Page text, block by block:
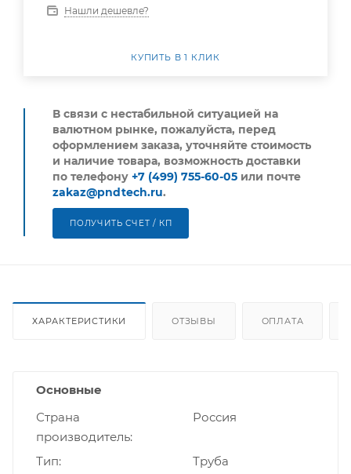
Нашли дешевле?
КУПИТЬ В 1 КЛИК
В связи с нестабильной ситуацией на
валютном рынке, пожалуйста, перед
оформлением заказа, уточняйте стоимость
и наличие товара, возможность доставки
по телефону +7 (499) 755-60-05 или почте
zakaz@pndtech.ru.
ПОЛУЧИТЬ СЧЕТ / КП
ХАРАКТЕРИСТИКИ ОТЗЫВЫ ОПЛАТА
Основные
Страна
производитель
Россия
Тип Труба